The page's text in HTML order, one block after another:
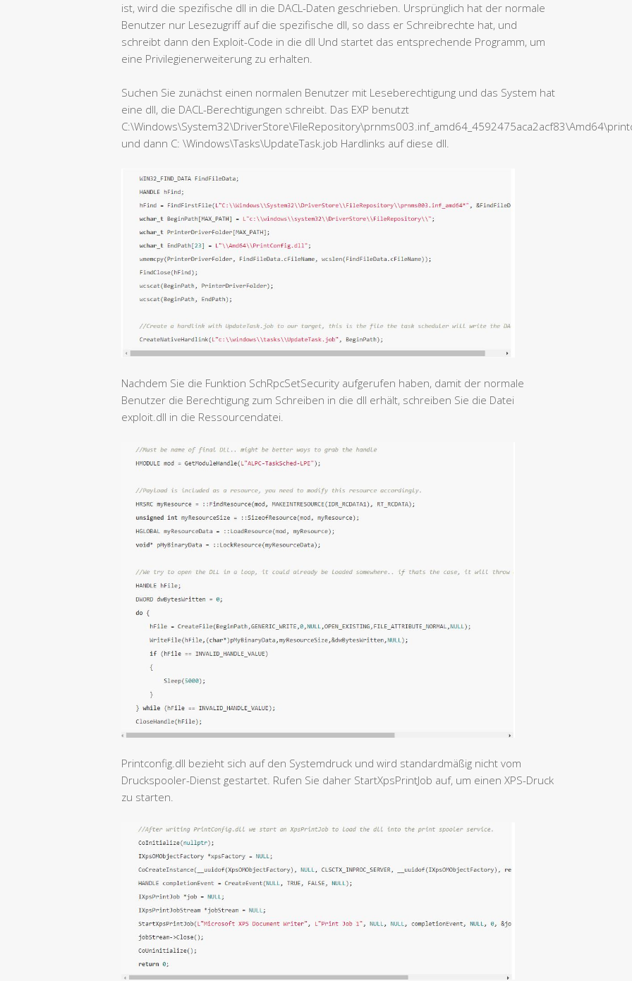
ist, wird die spezifische dll in die DACL-Daten geschrieben. Ursprünglich hat der normale
Benutzer nur Lesezugriff auf die spezifische dll, so dass er Schreibrechte hat, und
schreibt dann den Exploit-Code in die dll Und startet das entsprechende Programm, um
eine Privilegienerweiterung zu erhalten.
Suchen Sie zunächst einen normalen Benutzer mit Leseberechtigung und das System hat
eine dll, die DACL-Berechtigungen schreibt. Das EXP benutzt
und dann C: \Windows\Tasks\UpdateTask.job Hardlinks auf diese dll.
Nachdem Sie die Funktion SchRpcSetSecurity aufgerufen haben, damit der normale
Benutzer die Berechtigung zum Schreiben in die dll erhält, schreiben Sie die Datei
exploit.dll in die Ressourcendatei.
Printconfig.dll bezieht sich auf den Systemdruck und wird standardmäßig nicht vom
Druckspooler-Dienst gestartet. Rufen Sie daher StartXpsPrintJob auf, um einen XPS-Druck
zu starten.